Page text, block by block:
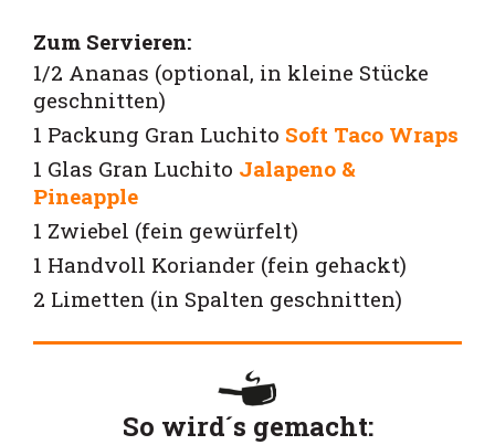
Zum Servieren:
1/2 Ananas (optional, in kleine Stücke
geschnitten)
1 Packung Gran Luchito Soft Taco Wraps
1 Glas Gran Luchito Jalapeno &
Pineapple
1 Zwiebel (fein gewürfelt)
1 Handvoll Koriander (fein gehackt)
2 Limetten (in Spalten geschnitten)
So wird´s gemacht: